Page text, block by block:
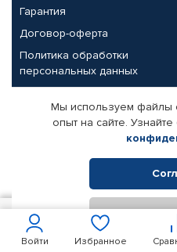
Войти Избранное
Гарантия
Договор-оферта
Политика обработки
персональных данных
Партнерам
Корпоративным клиентам
Поставщикам
© КАМАЗ ЦЕНТР ДОНЕЦК, 2015-
Интернет-магазин
Мы используем файлы
опыт на сайте.
800